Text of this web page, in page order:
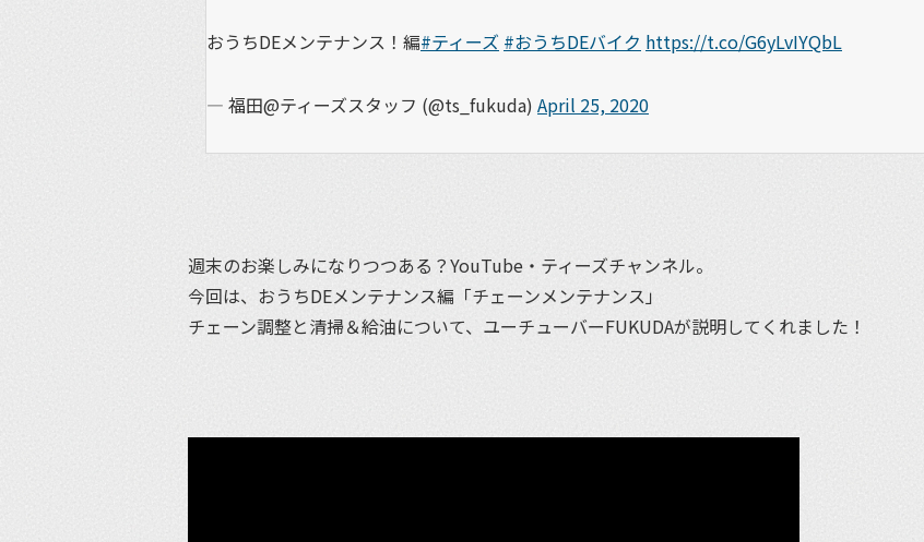
おうちDEメンテナンス！編#ティーズ #おうちDEバイク https://t.co/G6yLvIYQbL
— 福田@ティーズスタッフ (@ts_fukuda) April 25, 2020
週末のお楽しみになりつつある？YouTube・ティーズチャンネル。
今回は、おうちDEメンテナンス編「チェーンメンテナンス」
チェーン調整と清掃＆給油について、ユーチューバーFUKUDAが説明してくれました！